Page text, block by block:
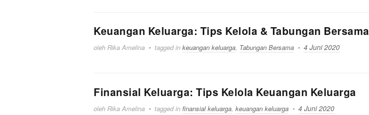
Keuangan Keluarga: Tips Kelola & Tabungan Bersama
oleh Rika Amelina tagged in keuangan keluarga, Tabungan Bersama 4 Juni 2020
Finansial Keluarga: Tips Kelola Keuangan Keluarga
oleh Rika Amelina tagged in finansial keluarga, keuangan keluarga 4 Juni 2020